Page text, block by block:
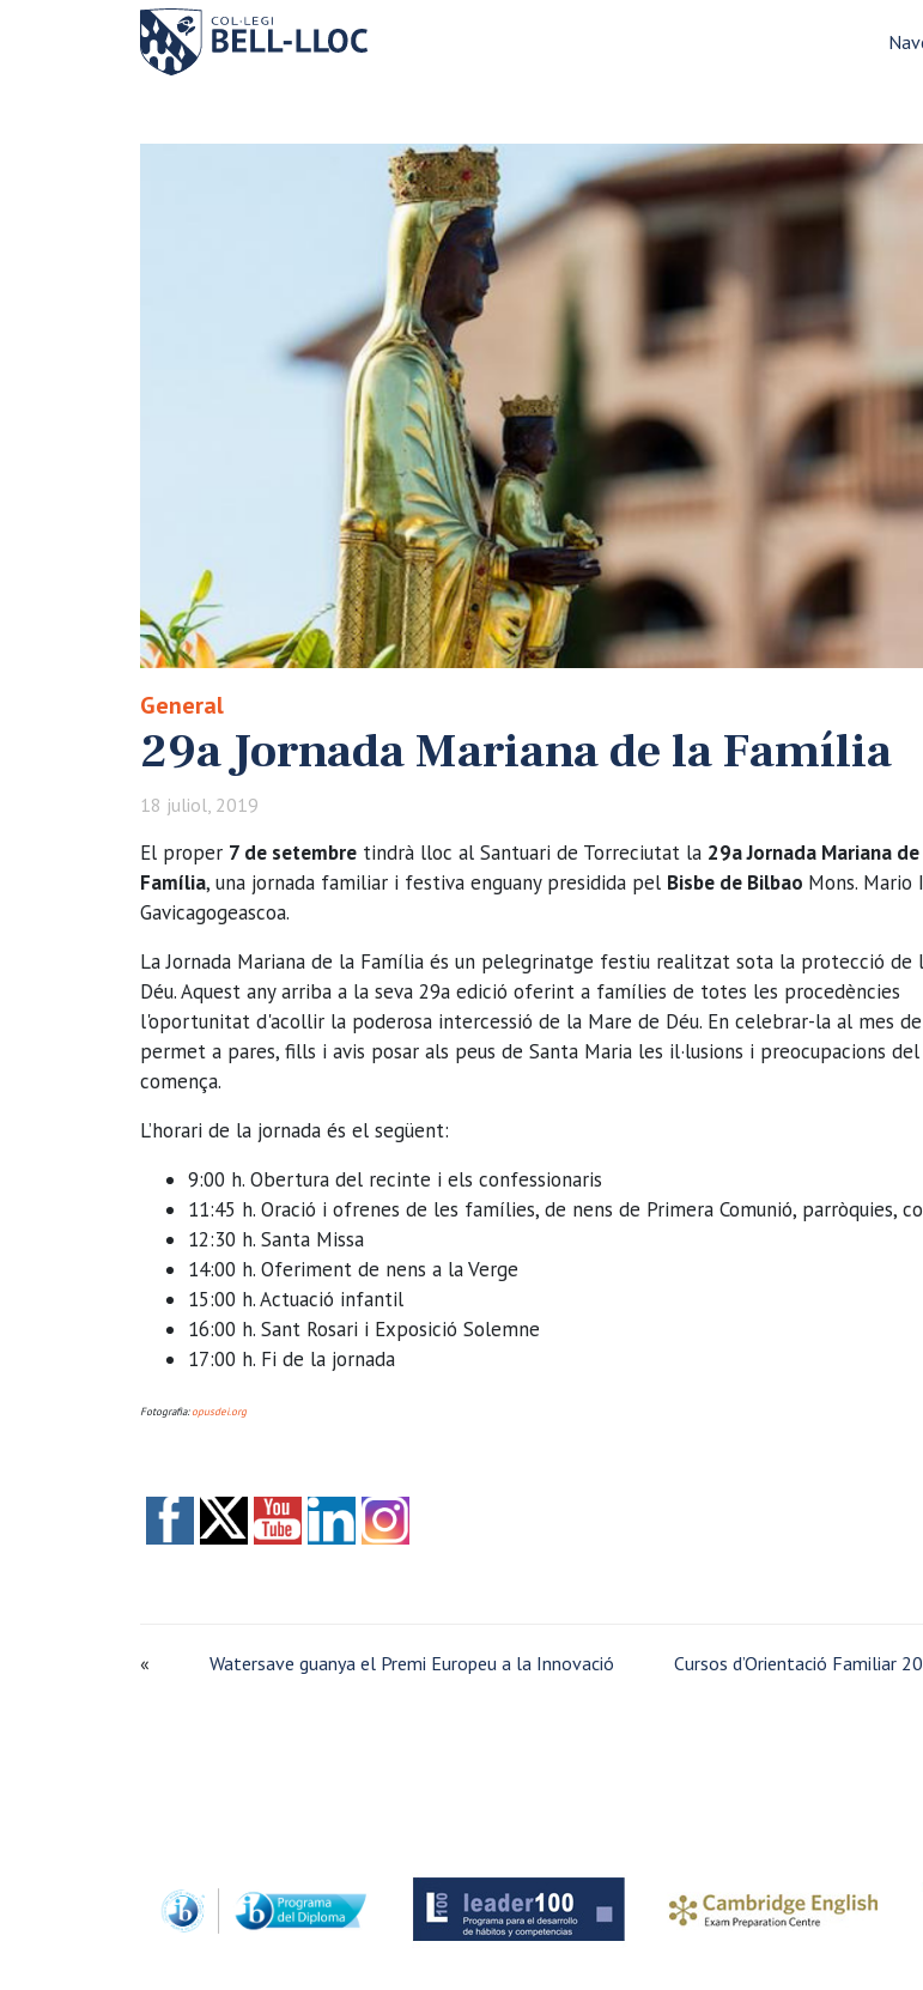
General
29a Jornada Mariana de la Família
18 juliol, 2019
El proper 7 de setembre tindrà lloc al Santuari de Torreciutat la 29a Jornada Mariana
Família, una jornada familiar i festiva enguany presidida pel Bisbe de Bilbao Mons. Mario
Gavicagogeascoa.
La Jornada Mariana de la Família és un pelegrinatge festiu realitzat sota la protecció de
Déu. Aquest any arriba a la seva 29a edició oferint a famílies de totes les procedències
l'oportunitat d'acollir la poderosa intercessió de la Mare de Déu. En celebrar-la al mes
permet a pares, fills i avis posar als peus de Santa Maria les il·lusions i preocupacions del
comença.
L’horari de la jornada és el següent:
9:00 h. Obertura del recinte i els confessionaris
11:45 h. Oració i ofrenes de les famílies, de nens de Primera Comunió, parròquies,
12:30 h. Santa Missa
14:00 h. Oferiment de nens a la Verge
15:00 h. Actuació infantil
16:00 h. Sant Rosari i Exposició Solemne
17:00 h. Fi de la jornada
Fotografia:opusdei.org
« Watersave guanya el Premi Europeu a la Innovació Cursos d’Orientació Familiar